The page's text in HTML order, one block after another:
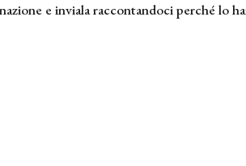
e inviala raccontandoci perché lo